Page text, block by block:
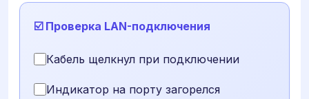
☑️ Проверка LAN-подключения
Кабель щелкнул при подключении
Индикатор на порту загорелся